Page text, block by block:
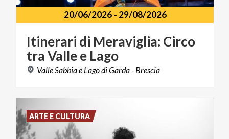
20/06/2026- 29/08/2026
Itinerari di Meraviglia: Circo
traVallee Lago
ValleSabbiae LagodiGarda- Brescia
ARTE E CULTURA